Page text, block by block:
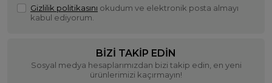
Gizlilik politikasını okudum ve elektronik posta almayı
kabul ediyorum.
BIZI TAKIP EDIN
Sosyal medya hesaplarımızdan bizi takip edin, en yeni
ürünlerimizi kaçırmayın!